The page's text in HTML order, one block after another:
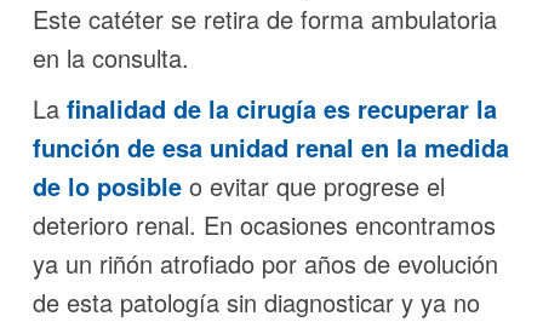
Este catéter se retira de forma ambulatoria
en la consulta.
La finalidad de la cirugía es recuperar la
función de esa unidad renal en la medida
de lo posible o evitar que progrese el
deterioro renal. En ocasiones encontramos
ya un riñón atrofiado por años de evolución
de esta patología sin diagnosticar y ya no